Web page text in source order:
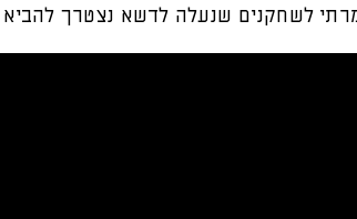
לשחקנים שנעלה לדשא נצטרך להביא